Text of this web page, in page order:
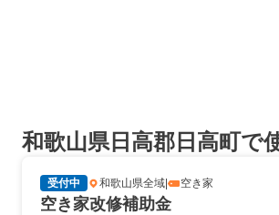
和歌山県日高郡日高町で
受付中 和歌山県全域 空き家
空き家改修補助金